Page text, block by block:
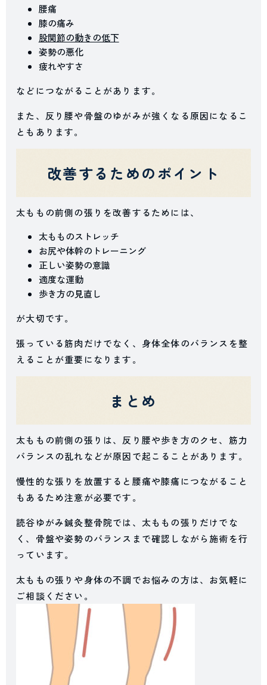
腰痛
膝の痛み
股関節の動きの低下
姿勢の悪化
疲れやすさ
などにつながることがあります。
また、反り腰や骨盤のゆがみが強くなる原因になるこ
ともあります。
改善するためのポイント
太ももの前側の張りを改善するためには、
太もものストレッチ
お尻や体幹のトレーニング
正しい姿勢の意識
適度な運動
歩き方の見直し
が大切です。
張っている筋肉だけでなく、身体全体のバランスを整
えることが重要になります。
まとめ
太ももの前側の張りは、反り腰や歩き方のクセ、筋力
バランスの乱れなどが原因で起こることがあります。
慢性的な張りを放置すると腰痛や膝痛につながること
もあるため注意が必要です。
読谷ゆがみ鍼灸整骨院では、太ももの張りだけでな
く、骨盤や姿勢のバランスまで確認しながら施術を行
っています。
太ももの張りや身体の不調でお悩みの方は、お気軽に
ご相談ください。